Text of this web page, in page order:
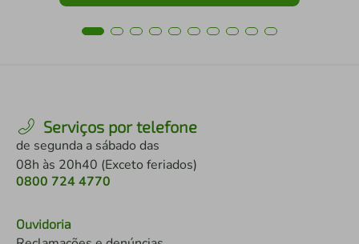
Serviços por telefone
de segunda a sábado das
08h às 20h40 (Exceto feriados)
0800 724 4770
Ouvidoria